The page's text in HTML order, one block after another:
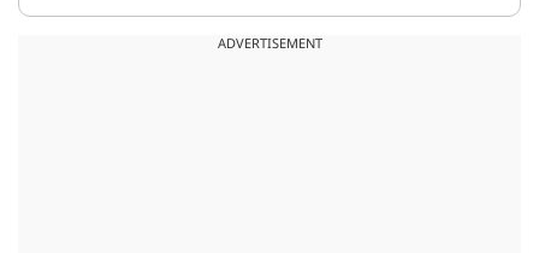
ADVERTISEMENT